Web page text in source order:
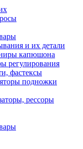
и их детали
капюшона
регулирования
фастексы
подножки
рессоры